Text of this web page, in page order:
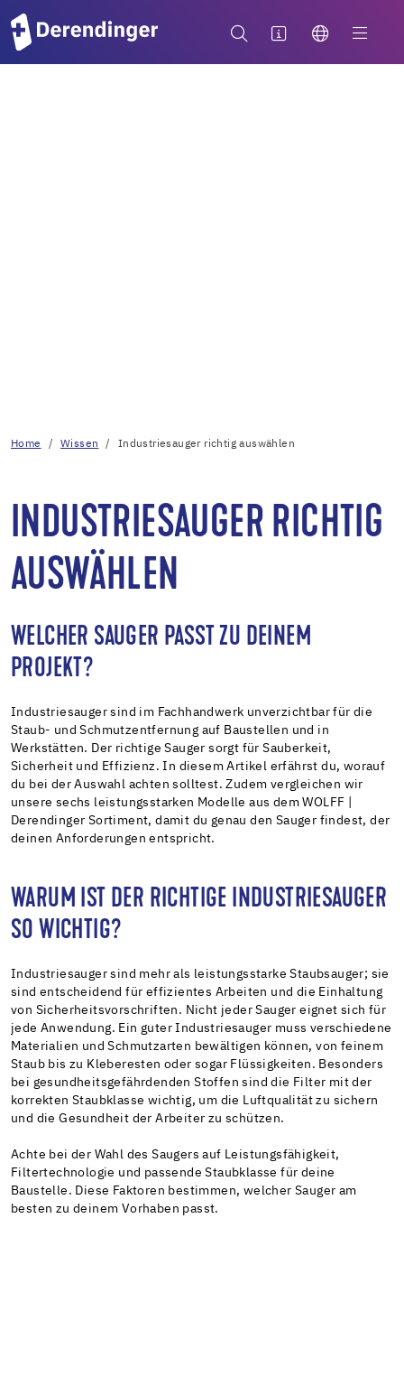
Home Wissen Industriesauger richtig auswählen
INDUSTRIESAUGER RICHTIG
AUSWÄHLEN
WELCHER SAUGER PASST ZU DEINEM
PROJEKT?
Industriesauger sind im Fachhandwerk unverzichtbar für die
Staub- und Schmutzentfernung auf Baustellen und in
Werkstätten. Der richtige Sauger sorgt für Sauberkeit,
Sicherheit und Effizienz. In diesem Artikel erfährst du, worauf
du bei der Auswahl achten solltest. Zudem vergleichen wir
unsere sechs leistungsstarken Modelle aus dem WOLFF |
Derendinger Sortiment, damit du genau den Sauger findest, der
deinen Anforderungen entspricht.
WARUM IST DER RICHTIGE INDUSTRIESAUGER
SO WICHTIG?
Industriesauger sind mehr als leistungsstarke Staubsauger; sie
sind entscheidend für effizientes Arbeiten und die Einhaltung
von Sicherheitsvorschriften. Nicht jeder Sauger eignet sich für
jede Anwendung. Ein guter Industriesauger muss verschiedene
Materialien und Schmutzarten bewältigen können, von feinem
Staub bis zu Kleberesten oder sogar Flüssigkeiten. Besonders
bei gesundheitsgefährdenden Stoffen sind die Filter mit der
korrekten Staubklasse wichtig, um die Luftqualität zu sichern
und die Gesundheit der Arbeiter zu schützen.
Achte bei der Wahl des Saugers auf Leistungsfähigkeit,
Filtertechnologie und passende Staubklasse für deine
Baustelle. Diese Faktoren bestimmen, welcher Sauger am
besten zu deinem Vorhaben passt.